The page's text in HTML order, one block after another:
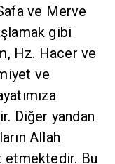
ve Merve
gibi
Hz. Hacer ve
ve
Diğer yandan
Allah
etmektedir. Bu